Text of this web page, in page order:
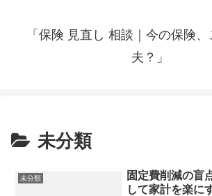
「保険 見直し 相談｜今の保険
夫？」
未分類
未分類
固定費削減の盲
して家計を楽に